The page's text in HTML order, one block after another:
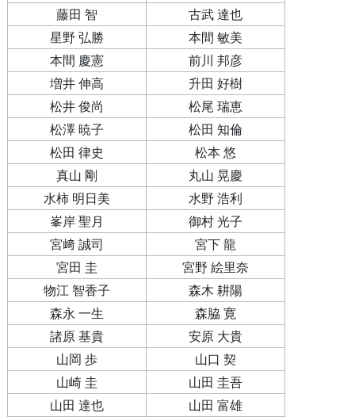
藤田 智
古武 達也
星野 弘勝
本間 敏美
本間 慶憲
前川 邦彦
増井 伸高
升田 好樹
松井 俊尚
松尾 瑞恵
松澤 暁子
松田 知倫
松田 律史
松本 悠
真山 剛
丸山 晃慶
水柿 明日美
水野 浩利
峯岸 聖月
御村 光子
宮﨑 誠司
宮下 龍
宮田 圭
宮野 絵里奈
物江 智香子
森木 耕陽
森永 一生
森脇 寛
諸原 基貴
安原 大貴
山岡 歩
山口 契
山崎 圭
山田 圭吾
山田 達也
山田 富雄